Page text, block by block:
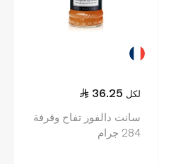
36.25 لكل
سانت دالفور تفاح وقرفة
284 جرام